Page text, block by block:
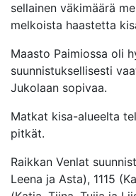
sellainen väkimäärä
melkoista haastetta
Maasto Paimiossa oli
suunnistuksellisesti
Jukolaan sopivaa.
Matkat kisa-alueelta
pitkät.
Raikkan Venlat
Leena ja Asta), 1115